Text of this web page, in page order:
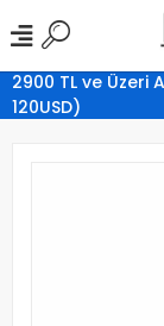
2900 TL ve Üzeri
120USD)